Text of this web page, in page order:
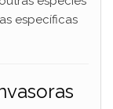
específicas